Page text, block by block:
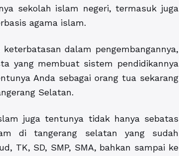
sekolah islam negeri, termasuk juga
agama islam.
dalam pengembangannya,
yang membuat sistem pendidikannya
Anda sebagai orang tua sekarang
Selatan.
juga tentunya tidak hanya sebatas
di tangerang selatan yang sudah
TK, SD, SMP, SMA, bahkan sampai ke